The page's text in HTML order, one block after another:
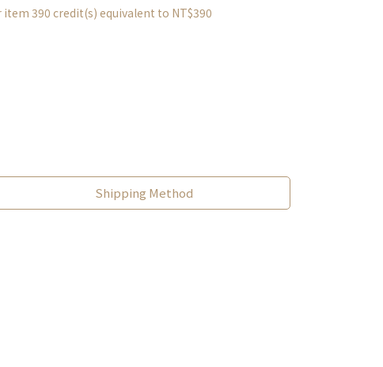
item 390 credit(s) equivalent to NT$390
Shipping Method